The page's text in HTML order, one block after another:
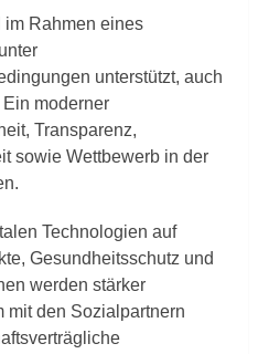
im Rahmen eines
unterstützt, auch
moderner
Transparenz,
sowie Wettbewerb in der
Technologien auf
Gesundheitsschutz und
werden stärker
mit den Sozialpartnern